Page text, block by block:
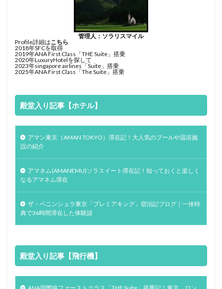
管理人：ソラリスマイル
Profile詳細はこちら
2018年SFCを取得
2019年ANA First Class「THE Suite」搭乗
2020年LuxuryHotelを探して
2023年singapore airlines「Suite」搭乗
2025年ANA First Class「The Suite」搭乗
殿堂入り記事【ホテル】
アマン東京（AMAN TOKYO）滞在記！大人気のプールや温浴施
設の紹介
アマネム(AMANEMU)ソラスイート滞在記！知っておくと楽しく
なるアマネム滞在
ザ・ペニンシュラ東京「プレミアキング」宿泊記ブログ｜一休特
典で36時間滞在した体験談
殿堂入り記事【飛行機】